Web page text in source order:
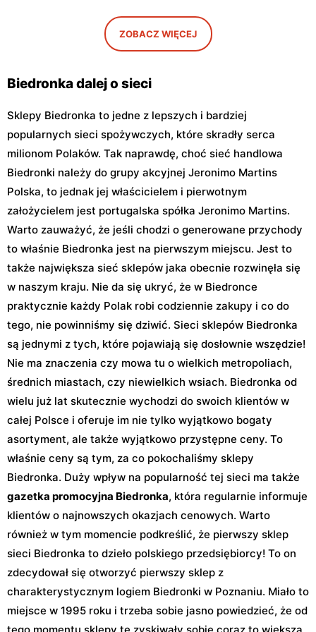
Warszawa, ul. Obozowa 16 Warszawa, ul. Targowa 24
11
Biedronka
ZOBACZ WIĘCEJ
Biedronka dalej o sieci
Sklepy Biedronka to jedne z lepszych i bardziej
popularnych sieci spożywczych, które skradły serca
milionom Polaków. Tak naprawdę, choć sieć handlowa
Biedronki należy do grupy akcyjnej Jeronimo Martins
Polska, to jednak jej właścicielem i pierwotnym
założycielem jest portugalska spółka Jeronimo Martins.
Warto zauważyć, że jeśli chodzi o generowane przychody
to właśnie Biedronka jest na pierwszym miejscu. Jest to
także największa sieć sklepów jaka obecnie rozwinęła się
w naszym kraju. Nie da się ukryć, że w Biedronce
praktycznie każdy Polak robi codziennie zakupy i co do
tego, nie powinniśmy się dziwić. Sieci sklepów Biedronka
są jednymi z tych, które pojawiają się dosłownie wszędzie!
Nie ma znaczenia czy mowa tu o wielkich metropoliach,
średnich miastach, czy niewielkich wsiach. Biedronka od
wielu już lat skutecznie wychodzi do swoich klientów w
całej Polsce i oferuje im nie tylko wyjątkowo bogaty
asortyment, ale także wyjątkowo przystępne ceny. To
właśnie ceny są tym, za co pokochaliśmy sklepy
Biedronka. Duży wpływ na popularność tej sieci ma także
gazetka promocyjna Biedronka, która regularnie informuje
klientów o najnowszych okazjach cenowych. Warto
również w tym momencie podkreślić, że pierwszy sklep
sieci Biedronka to dzieło polskiego przedsiębiorcy! To on
zdecydował się otworzyć pierwszy sklep z
charakterystycznym logiem Biedronki w Poznaniu. Miało to
miejsce w 1995 roku i trzeba sobie jasno powiedzieć, że od